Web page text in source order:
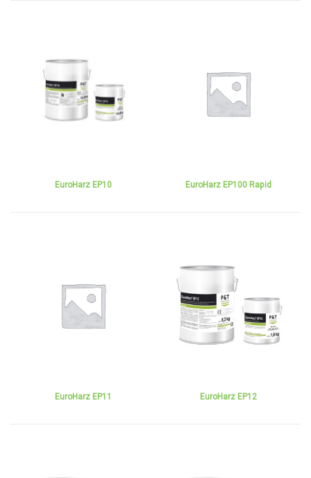
EuroHarz EP10 EuroHarz EP100 Rapid
EuroHarz EP11 EuroHarz EP12